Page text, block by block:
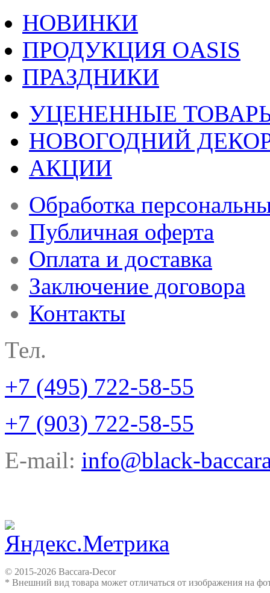
НОВИНКИ
ПРОДУКЦИЯ OASIS
ПРАЗДНИКИ
УЦЕНЕННЫЕ
НОВОГОДНИЙ
АКЦИИ
Обработка
Публичная оферта
Оплата и доставка
Заключение договора
Контакты
Тел.
+7 (495) 722-58-55
+7 (903) 722-58-55
E-mail: info@black-
© 2015-2026 Baccara-Decor
* Внешний вид товара может отличаться от изображения на